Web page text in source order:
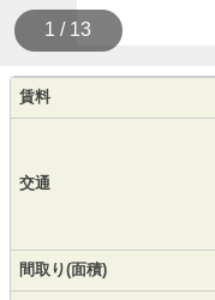
1 / 13
賃料
交通
間取り(面積)